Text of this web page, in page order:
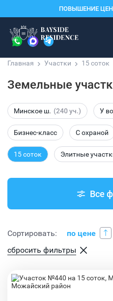
ПОВЫШЕНИЕ ЦЕН
Главная Участки 15 соток
Земельные
Минское ш. (240 уч.) У
Бизнес-класс С охраной
15 соток Элитные
Все
Сортировать: по цене
сбросить фильтры